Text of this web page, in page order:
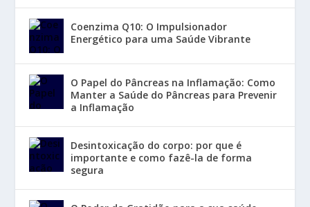
Coenzima Q10: O Impulsionador
Energético para uma Saúde Vibrante
O Papel do Pâncreas na Inflamação: Como
Manter a Saúde do Pâncreas para Prevenir
a Inflamação
Desintoxicação do corpo: por que é
importante e como fazê-la de forma
segura